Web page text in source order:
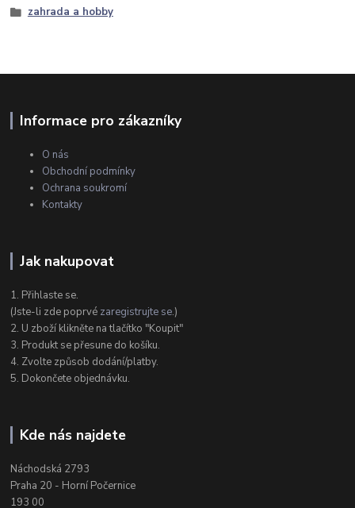
zahrada a hobby
Informace pro zákazníky
O nás
Obchodní podmínky
Ochrana soukromí
Kontakty
Jak nakupovat
1. Přihlaste se.
(Jste-li zde poprvé zaregistrujte se.)
2. U zboží klikněte na tlačítko "Koupit"
3. Produkt se přesune do košíku.
4. Zvolte způsob dodání/platby.
5. Dokončete objednávku.
Kde nás najdete
Náchodská 2793
Praha 20 - Horní Počernice
193 00